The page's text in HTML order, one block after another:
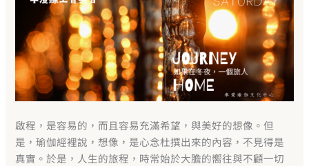
啟程，是容易的，而且容易充滿希望，與美好的想像。但
是，瑜伽經裡說，想像，是心念杜撰出來的內容，不見得是
真實。於是，人生的旅程，時常始於大膽的嚮往與不顧一切